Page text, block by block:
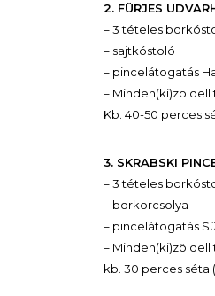
2. FÜRJES
– 3 tételes
– sajtkóstoló
– pincelátogatás
– Minden(ki)zöldell
Kb. 40-50 perces
3. SKRABSKI
– 3 tételes
– borkorcsolya
– pincelátogatás
– Minden(ki)zöldell
kb. 30 perces séta